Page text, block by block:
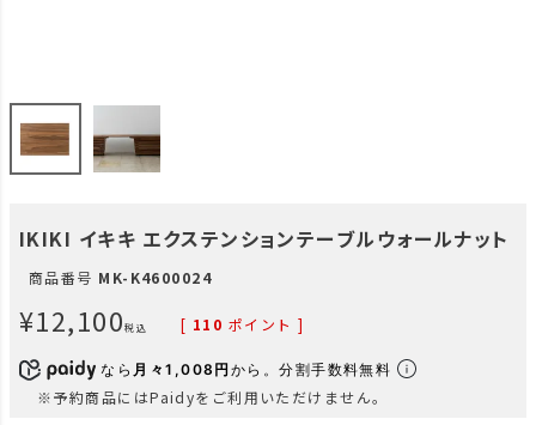
IKIKI イキキ エクステンションテーブルウォールナット
商品番号 MK-K4600024
¥12,100税込 [ 110 ポイント ]
なら 月々1,008円から。分割手数料無料
※予約商品にはPaidyをご利用いただけません。